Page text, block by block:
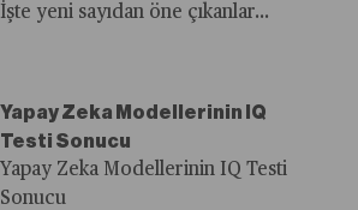
Yayında!
İşte yeni sayıdan öne çıkanlar...
Yapay Zeka Modellerinin IQ
Testi Sonucu
Yapay Zeka Modellerinin IQ Testi
Sonucu